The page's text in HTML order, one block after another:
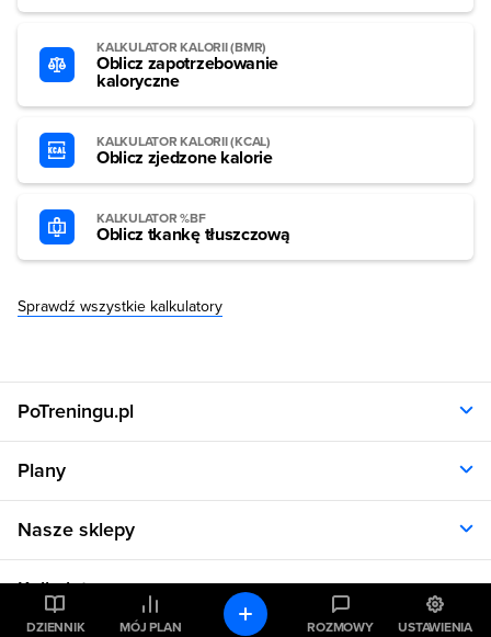
DZIENNIK MÓJ PLAN ROZMOWY USTAWIENIA
KALKULATOR KALORII (BMR)
Oblicz zapotrzebowanie
kaloryczne
KALKULATOR KALORII (KCAL)
Oblicz zjedzone kalorie
KALKULATOR %BF
Oblicz tkankę tłuszczową
Sprawdź wszystkie kalkulatory
PoTreningu.pl
Polityka prywatności
Regulamin
RODO
Aplikacja
Dane kontaktowe
Plany
Plany dla kobiet
Plany dla mężczyzn
Plany dietetyczne
Plany treningowe
Nasze sklepy
Allnutrition.pl
Allnutrition.cz
Kalkulatory
Kalkulator BMI